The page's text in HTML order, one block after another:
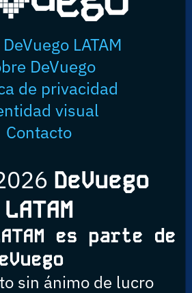
LATAM
DeVuego
de privacidad
visual
Contacto
DeVuego
LATAM
es parte de
sin ánimo de lucro